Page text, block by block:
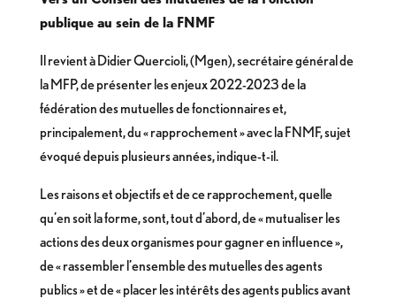
publique au sein de la FNMF
Il revient à Didier Quercioli, (Mgen), secrétaire général de
la MFP, de présenter les enjeux 2022-2023 de la
fédération des mutuelles de fonctionnaires et,
principalement, du « rapprochement » avec la FNMF, sujet
évoqué depuis plusieurs années, indique-t-il.
Les raisons et objectifs et de ce rapprochement, quelle
qu’en soit la forme, sont, tout d’abord, de « mutualiser les
actions des deux organismes pour gagner en influence »,
de « rassembler l’ensemble des mutuelles des agents
publics » et de « placer les intérêts des agents publics avant